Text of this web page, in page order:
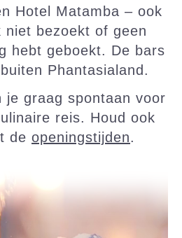
Hotel Matamba – ook
niet bezoekt of geen
hebt geboekt. De bars
Phantasialand.
je graag spontaan voor
reis. Houd ook
de openingstijden.